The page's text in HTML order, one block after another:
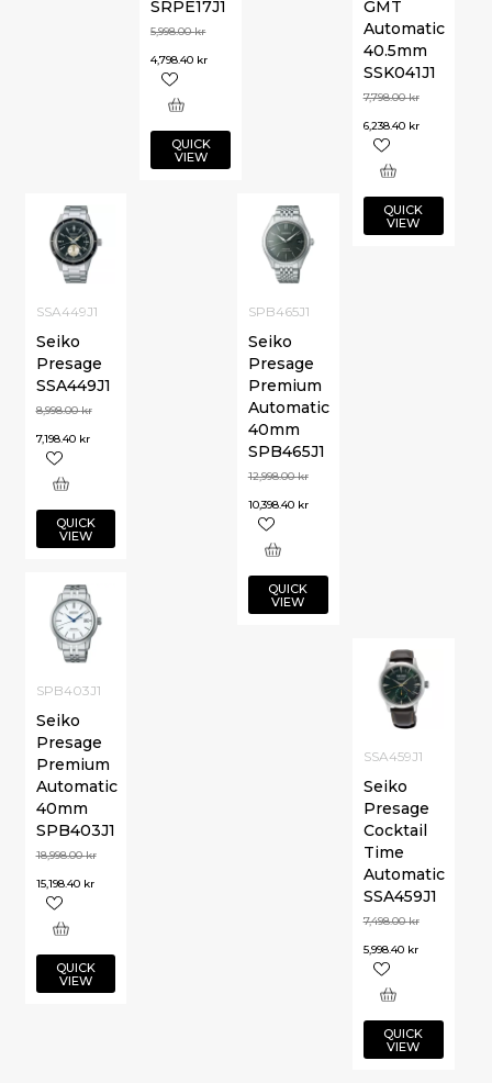
SRPE17J1
5,998.00kr
4,798.40 kr
QUICK
VIEW
GMT
Automatic
40.5mm
SSK041J1
7,798.00kr
6,238.40 kr
QUICK
VIEW
SSA449J1
Seiko
Presage
SSA449J1
8,998.00kr
7,198.40 kr
QUICK
VIEW
SPB465J1
Seiko
Presage
Premium
Automatic
40mm
SPB465J1
12,998.00kr
10,398.40 kr
QUICK
VIEW
SPB403J1
Seiko
Presage
Premium
Automatic
40mm
SPB403J1
18,998.00kr
15,198.40 kr
QUICK
VIEW
SSA459J1
Seiko
Presage
Cocktail
Time
Automatic
SSA459J1
7,498.00kr
5,998.40 kr
QUICK
VIEW